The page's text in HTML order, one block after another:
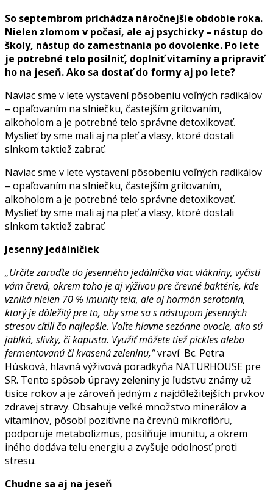
So septembrom prichádza náročnejšie obdobie roka.
Nielen zlomom v počasí, ale aj psychicky – nástup do
školy, nástup do zamestnania po dovolenke. Po lete
je potrebné telo posilniť, doplniť vitamíny a pripraviť
ho na jeseň. Ako sa dostať do formy aj po lete?
Naviac sme v lete vystavení pôsobeniu voľných radikálov
– opaľovaním na slniečku, častejším grilovaním,
alkoholom a je potrebné telo správne detoxikovať.
Myslieť by sme mali aj na pleť a vlasy, ktoré dostali
slnkom taktiež zabrať.
Naviac sme v lete vystavení pôsobeniu voľných radikálov
– opaľovaním na slniečku, častejším grilovaním,
alkoholom a je potrebné telo správne detoxikovať.
Myslieť by sme mali aj na pleť a vlasy, ktoré dostali
slnkom taktiež zabrať.
Jesenný jedálničiek
„Určite zaraďte do jesenného jedálnička viac vlákniny, vyčistí
vám črevá, okrem toho je aj výživou pre črevné baktérie, kde
vzniká nielen 70 % imunity tela, ale aj hormón serotonín,
ktorý je dôležitý pre to, aby sme sa s nástupom jesenných
stresov cítili čo najlepšie. Voľte hlavne sezónne ovocie, ako sú
jablká, slivky, či kapusta. Využiť môžete tiež pickles alebo
fermentovanú či kvasenú zeleninu,“vraví Bc. Petra
Húsková, hlavná výživová poradkyňa NATURHOUSE pre
SR. Tento spôsob úpravy zeleniny je ľudstvu známy už
tisíce rokov a je zároveň jedným z najdôležitejších prvkov
zdravej stravy. Obsahuje veľké množstvo minerálov a
vitamínov, pôsobí pozitívne na črevnú mikroflóru,
podporuje metabolizmus, posilňuje imunitu, a okrem
iného dodáva telu energiu a zvyšuje odolnosť proti
stresu.
Chudne sa aj na jeseň